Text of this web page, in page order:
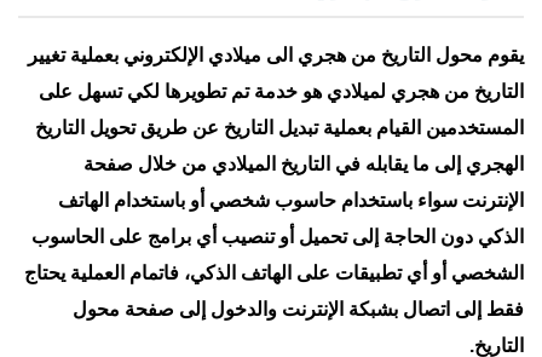
يقوم محول التاريخ من هجري الى ميلادي الإلكتروني بعملية تغيير
التاريخ من هجري لميلادي هو خدمة تم تطويرها لكي تسهل على
المستخدمين القيام بعملية تبديل التاريخ عن طريق تحويل التاريخ
الهجري إلى ما يقابله في التاريخ الميلادي من خلال صفحة
الإنترنت سواء باستخدام حاسوب شخصي أو باستخدام الهاتف
الذكي دون الحاجة إلى تحميل أو تنصيب أي برامج على الحاسوب
الشخصي أو أي تطبيقات على الهاتف الذكي، فاتمام العملية يحتاج
فقط إلى اتصال بشبكة الإنترنت والدخول إلى صفحة محول
التاريخ.